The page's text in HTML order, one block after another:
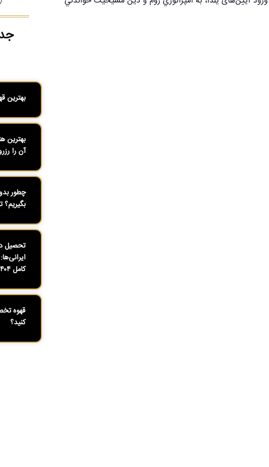
بهترین
بهترین
آن را
چطور
بگیریم؟
تحصیل
کامل ۱۴۰۴
قهوه
کنید؟